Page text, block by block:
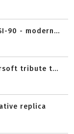
90 - modern...
tribute t...
replica